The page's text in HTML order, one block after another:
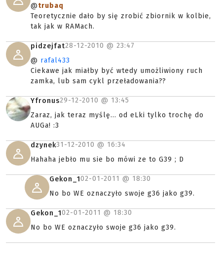
@trubaq
Teoretycznie dało by się zrobić zbiornik w kolbie,
tak jak w RAMach.
pidzejfat28-12-2010 @ 23:47
@ rafal433
Ciekawe jak miałby być wtedy umożliwiony ruch
zamka, lub sam cykl przeładowania??
Yfronus29-12-2010 @ 13:45
Zaraz, jak teraz myślę... od eLki tylko trochę do
AUGa! :3
dzynek31-12-2010 @ 16:34
Hahaha jebło mu sie bo mówi ze to G39 ; D
Gekon_102-01-2011 @ 18:30
No bo WE oznaczyło swoje g36 jako g39.
Gekon_102-01-2011 @ 18:30
No bo WE oznaczyło swoje g36 jako g39.